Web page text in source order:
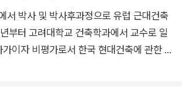
해야겠다(당시 지면은 한 건축물에 대해 서
글을 싣는 형식이었다). 그러나 필자는 그 글
, 역사적 기록이라는 의식은 늘 했던 것 같
서 박사 및 박사후과정으로 유럽 근대건축
부터 고려대학교 건축학과에서 교수로 일
이자 비평가로서 한국 현대건축에 관한 비